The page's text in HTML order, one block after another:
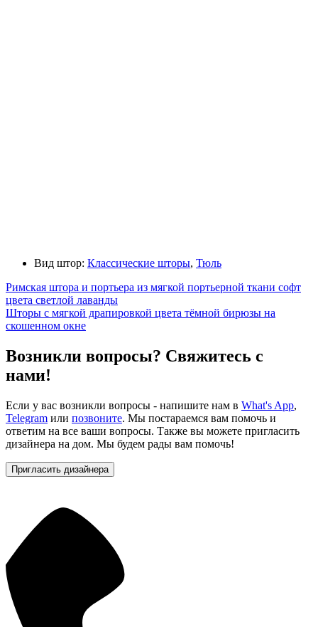
Вид штор: Классические шторы, Тюль
Римская штора и портьера из мягкой портьерной ткани софт
цвета светлой лаванды
Шторы с мягкой драпировкой цвета тёмной бирюзы на
скошенном окне
Возникли вопросы? Свяжитесь с
нами!
Если у вас возникли вопросы - напишите нам в What's App,
Telegram или позвоните. Мы постараемся вам помочь и
ответим на все ваши вопросы. Также вы можете пригласить
дизайнера на дом. Мы будем рады вам помочь!
Пригласить дизайнера